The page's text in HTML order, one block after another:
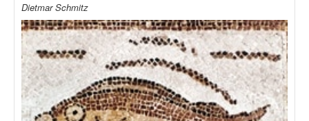
Dietmar Schmitz